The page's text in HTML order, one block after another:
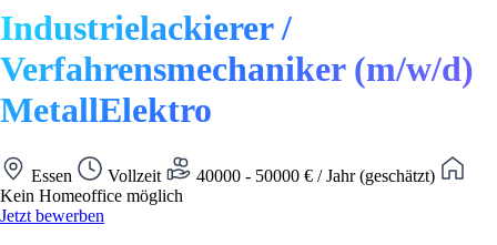
Industrielackierer /
Verfahrensmechaniker (m/w/d)
MetallElektro
Essen Vollzeit
40000 - 50000 € / Jahr (geschätzt)
Kein Homeoffice möglich
Jetzt bewerben